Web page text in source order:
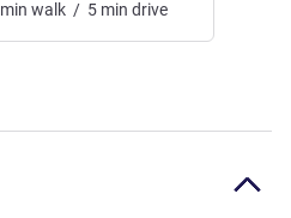
min walk / 5 min drive